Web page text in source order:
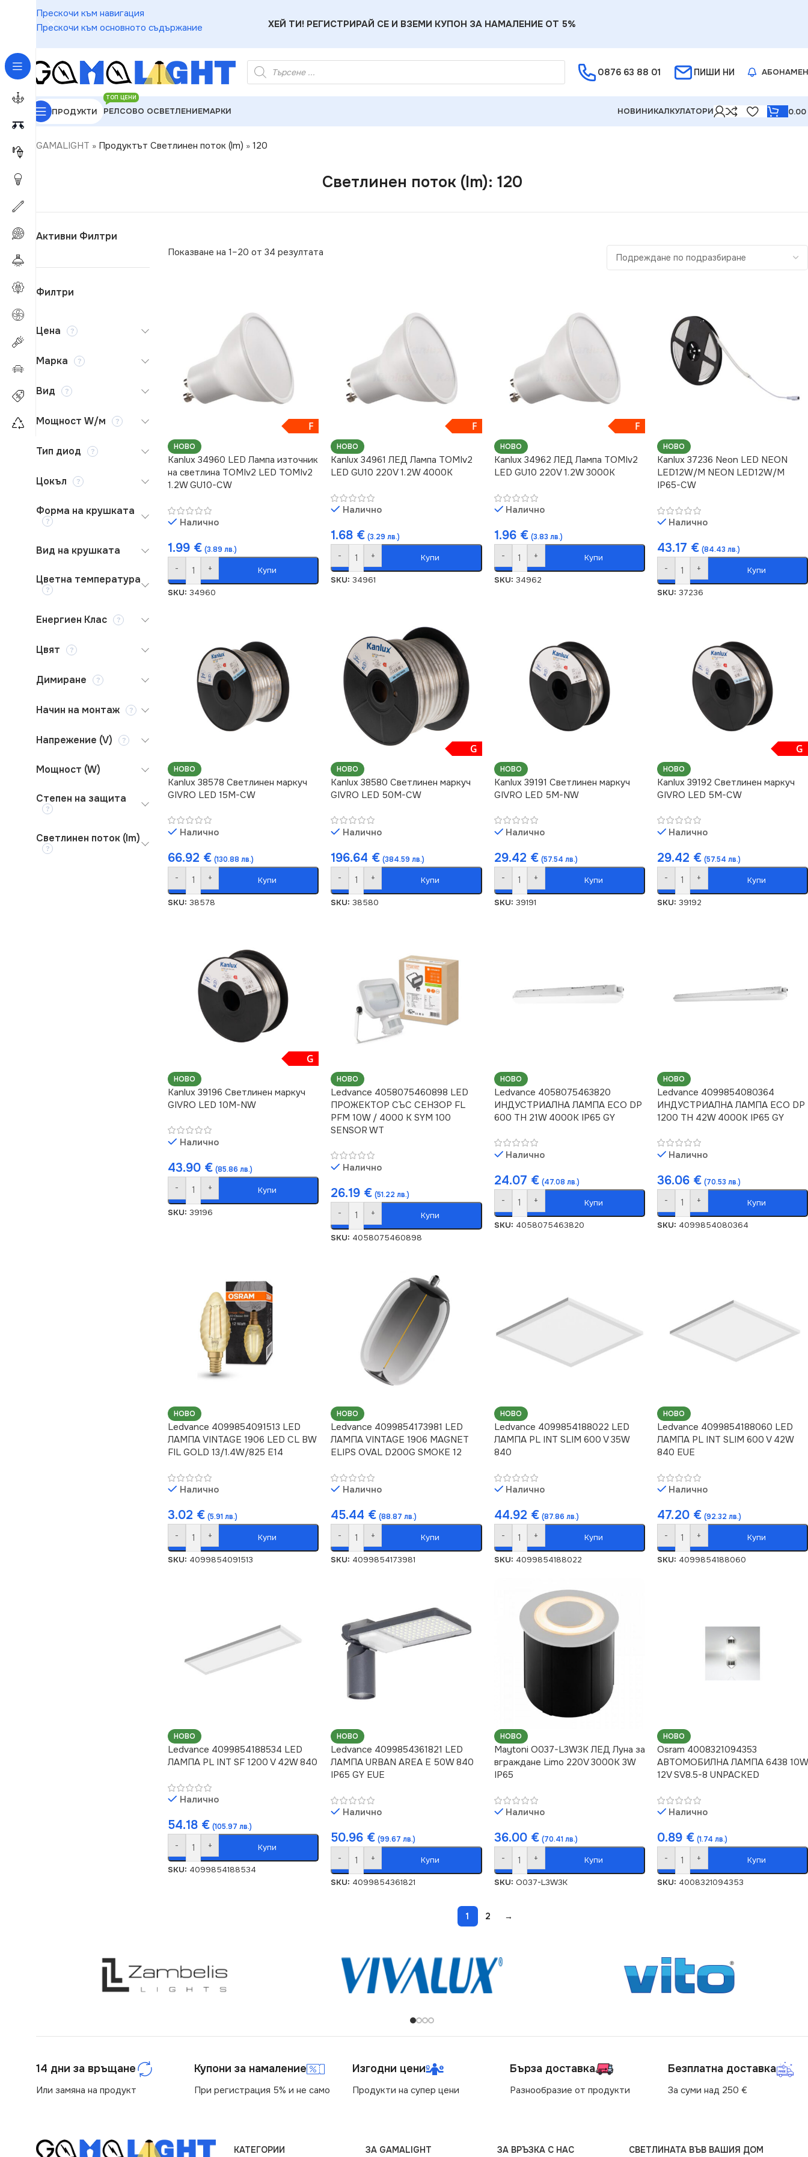
Прескочи към навигация
Прескочи към основното съдържание
ХЕЙ ТИ! РЕГИСТРИРАЙ СЕ И ВЗЕМИ КУПОН ЗА НАМАЛЕНИЕ ОТ 5%
0876 63 88 01 ПИШИ НИ
ПРОДУКТИ РЕЛСОВО ОСВЕТЛЕНИЕ
ТОП ЦЕНИ
МАРКИ НОВИНИКАЛКУЛАТОРИ 0.00
GAMALIGHT » Продуктът Светлинен поток (lm) » 120
Светлинен поток (lm): 120
Активни Филтри
Филтри
Цена
Марка
Вид
Мощност W/м
Тип диод
Цокъл
Форма на крушката
Вид на крушката
Цветна температура
Енергиен Клас
Цвят
Димиране
Начин на монтаж
Напрежение (V)
Мощност (W)
Степен на защита
Светлинен поток (lm)
Показване на 1–20 от 34 резултата
F
НОВО
Kanlux 34960 LED Лампа източник
на светлина TOMIv2 LED TOMIv2
1.2W GU10-CW
Налично
1.99 € (3.89 лв.)
- + Купи
SKU: 34960
F
НОВО
Kanlux 34961 ЛЕД Лампа TOMIv2
LED GU10 220V 1.2W 4000K
Налично
1.68 € (3.29 лв.)
- + Купи
SKU:34961
F
НОВО
Kanlux 34962 ЛЕД Лампа TOMIv2
LED GU10 220V 1.2W 3000K
Налично
1.96 € (3.83 лв.)
- + Купи
SKU: 34962
НОВО
Kanlux 37236 Neon LED NEON
LED12W/M NEON LED12W/M
IP65-CW
Налично
43.17 € (84.43 лв.)
- + Купи
SKU: 37236
НОВО
Kanlux 38578 Светлинен маркуч
GIVRO LED 15M-CW
Налично
66.92 € (130.88 лв.)
- + Купи
SKU: 38578
G
НОВО
Kanlux 38580 Светлинен маркуч
GIVRO LED 50M-CW
Налично
196.64 € (384.59 лв.)
- + Купи
SKU:38580
НОВО
Kanlux 39191 Светлинен маркуч
GIVRO LED 5M-NW
Налично
29.42 € (57.54 лв.)
- + Купи
SKU: 39191
G
НОВО
Kanlux 39192 Светлинен маркуч
GIVRO LED 5M-CW
Налично
29.42 € (57.54 лв.)
- + Купи
SKU: 39192
G
НОВО
Kanlux 39196 Светлинен маркуч
GIVRO LED 10M-NW
Налично
43.90 € (85.86 лв.)
- + Купи
SKU: 39196
НОВО
Ledvance 4058075460898 LED
ПРОЖЕКТОР СЪС СЕНЗОР FL
PFM 10W / 4000 K SYM 100
SENSOR WT
Налично
26.19 € (51.22 лв.)
- + Купи
SKU: 4058075460898
НОВО
Ledvance 4058075463820
ИНДУСТРИАЛНА ЛАМПА ECO DP
600 TH 21W 4000K IP65 GY
Налично
24.07 € (47.08 лв.)
- + Купи
SKU: 4058075463820
НОВО
Ledvance 4099854080364
ИНДУСТРИАЛНА ЛАМПА ECO DP
1200 TH 42W 4000K IP65 GY
Налично
36.06 € (70.53 лв.)
- + Купи
SKU: 4099854080364
НОВО
Ledvance 4099854091513 LED
ЛАМПА VINTAGE 1906 LED CL BW
FIL GOLD 13/1.4W/825 E14
Налично
3.02 € (5.91 лв.)
- + Купи
SKU: 4099854091513
НОВО
Ledvance 4099854173981 LED
ЛАМПА VINTAGE 1906 MAGNET
ELIPS OVAL D200G SMOKE 12
Налично
45.44 € (88.87 лв.)
- + Купи
SKU: 4099854173981
НОВО
Ledvance 4099854188022 LED
ЛАМПА PL INT SLIM 600 V 35W
840
Налично
44.92 € (87.86 лв.)
- + Купи
SKU: 4099854188022
НОВО
Ledvance 4099854188060 LED
ЛАМПА PL INT SLIM 600 V 42W
840 EUE
Налично
47.20 € (92.32 лв.)
- + Купи
SKU: 4099854188060
НОВО
Ledvance 4099854188534 LED
ЛАМПА PL INT SF 1200 V 42W 840
Налично
54.18 € (105.97 лв.)
- + Купи
SKU: 4099854188534
НОВО
Ledvance 4099854361821 LED
ЛАМПА URBAN AREA E 50W 840
IP65 GY EUE
Налично
50.96 € (99.67 лв.)
- + Купи
SKU: 4099854361821
НОВО
Maytoni O037-L3W3K ЛЕД Луна за
вграждане Limo 220V 3000K 3W
IP65
Налично
36.00 € (70.41 лв.)
- + Купи
SKU: O037-L3W3K
НОВО
Osram 4008321094353
АВТОМОБИЛНА ЛАМПА 6438 10W
12V SV8.5-8 UNPACKED
Налично
0.89 € (1.74 лв.)
- + Купи
SKU: 4008321094353
1 2 →
14 дни за връщане
Или замяна на продукт
Купони за намаление
При регистрация 5% и не само
Изгодни цени
Продукти на супер цени
Бърза доставка
Разнообразие от продукти
Безплатна доставка
За суми над 250 €
КАТЕГОРИИ ЗА GAMALIGHT ЗА ВРЪЗКА С НАС СВЕТЛИНАТА ВЪВ ВАШИЯ ДОМ